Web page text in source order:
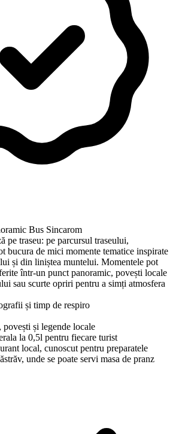
Bus Sincarom
pe traseu: pe parcursul traseului,
bucura de mici momente tematice inspirate
și din liniștea muntelui. Momentele pot
într-un punct panoramic, povești locale
sau scurte opriri pentru a simți atmosfera
și timp de respiro
și legende locale
la 0,5l pentru fiecare turist
local, cunoscut pentru preparatele
unde se poate servi masa de pranz